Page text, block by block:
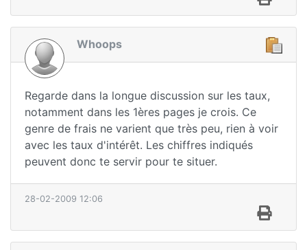
Whoops
Regarde dans la longue discussion sur les taux,
notamment dans les 1ères pages je crois. Ce
genre de frais ne varient que très peu, rien à voir
avec les taux d'intérêt. Les chiffres indiqués
peuvent donc te servir pour te situer.
28-02-2009 12:06